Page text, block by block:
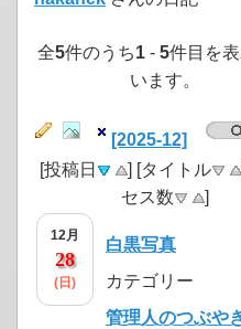
全5件のうち1 - 5件目を
います。
[2025-12]
[投稿日
] [タイトル
セス数
]
12月
28
(日)
白黒写真
カテゴリー
管理人のつぶや